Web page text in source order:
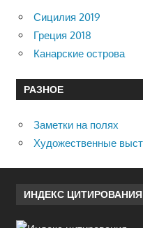
Сицилия 2019
Греция 2018
Канарские острова
РАЗНОЕ
Заметки на полях
Художественные
ИНДЕКС ЦИТИРОВАНИЯ